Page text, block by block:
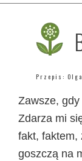
Przepis:
Zawsze,
Zdarza mi
fakt, faktem,
goszczą na